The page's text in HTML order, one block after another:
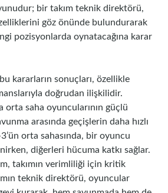
bir takım teknik direktörü,
göz önünde bulundurarak
pozisyonlarda oynatacağına karar
kararların sonuçları, özellikle
doğrudan ilişkilidir.
orta saha oyuncularının güçlü
arasında geçişlerin daha hızlı
orta sahasında, bir oyuncu
diğerleri hücuma katkı sağlar.
takımın verimliliği için kritik
teknik direktörü, oyuncular